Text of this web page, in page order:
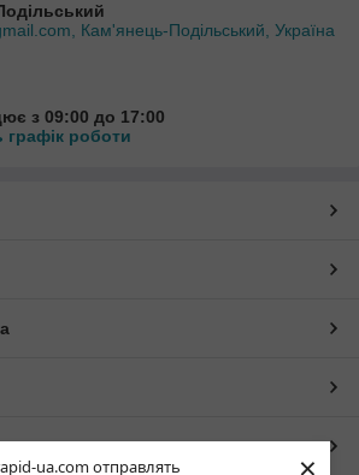
ua.com отправлять
Кам'янець-Подільський, Україна
з 09:00 до 17:00
графік роботи